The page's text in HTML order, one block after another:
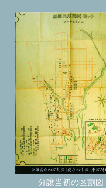
分譲当初の区割図